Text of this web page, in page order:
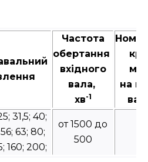
Частота
обертання
вхідного
вала,
хв-1
на
31,5; 40;
63; 80;
160; 200;
от 1500 до
500